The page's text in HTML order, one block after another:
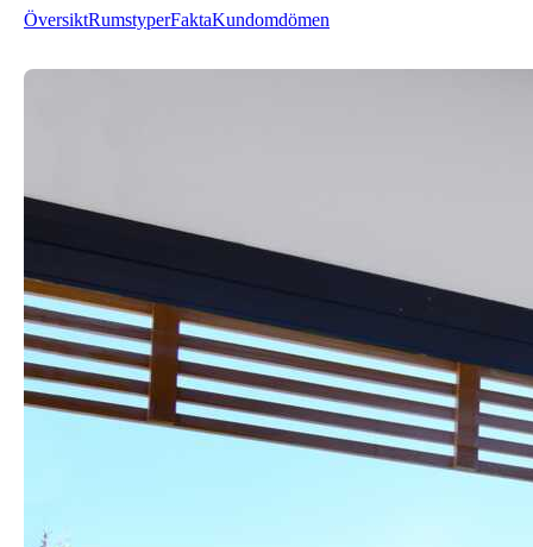
ÖversiktRumstyperFaktaKundomdömen